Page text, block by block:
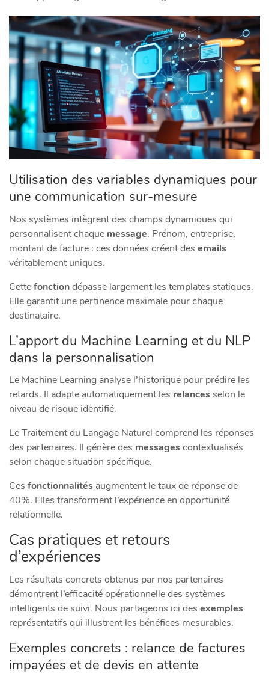
Utilisation des variables dynamiques pour
une communication sur-mesure
Nos systèmes intègrent des champs dynamiques qui
personnalisent chaque message. Prénom, entreprise,
montant de facture : ces données créent des emails
véritablement uniques.
Cettefonctiondépasse largement les templates statiques.
Elle garantit une pertinence maximale pour chaque
destinataire.
L’apport du Machine Learning et du NLP
dans la personnalisation
Le Machine Learning analyse l’historique pour prédire les
retards. Il adapte automatiquement les relancesselon le
niveau de risque identifié.
Le Traitement du Langage Naturel comprend les réponses
des partenaires. Il génère des messagescontextualisés
selon chaque situation spécifique.
Ces fonctionnalités augmentent le taux de réponse de
40%. Elles transforment l’expérience en opportunité
relationnelle.
Cas pratiques et retours
d’expériences
Les résultats concrets obtenus par nos partenaires
démontrent l’efficacité opérationnelle des systèmes
intelligents de suivi. Nous partageons ici des exemples
représentatifs qui illustrent les bénéfices mesurables.
Exemples concrets : relance de factures
impayées et de devis en attente